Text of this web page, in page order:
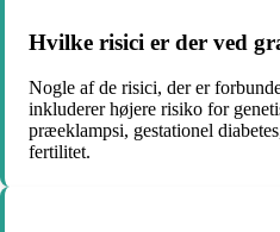
Hvilke risici er der ved
Nogle af de risici, der er
inkluderer højere risiko for
præeklampsi, gestationel
fertilitet.